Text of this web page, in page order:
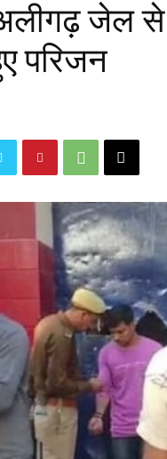
जेल से
परिजन